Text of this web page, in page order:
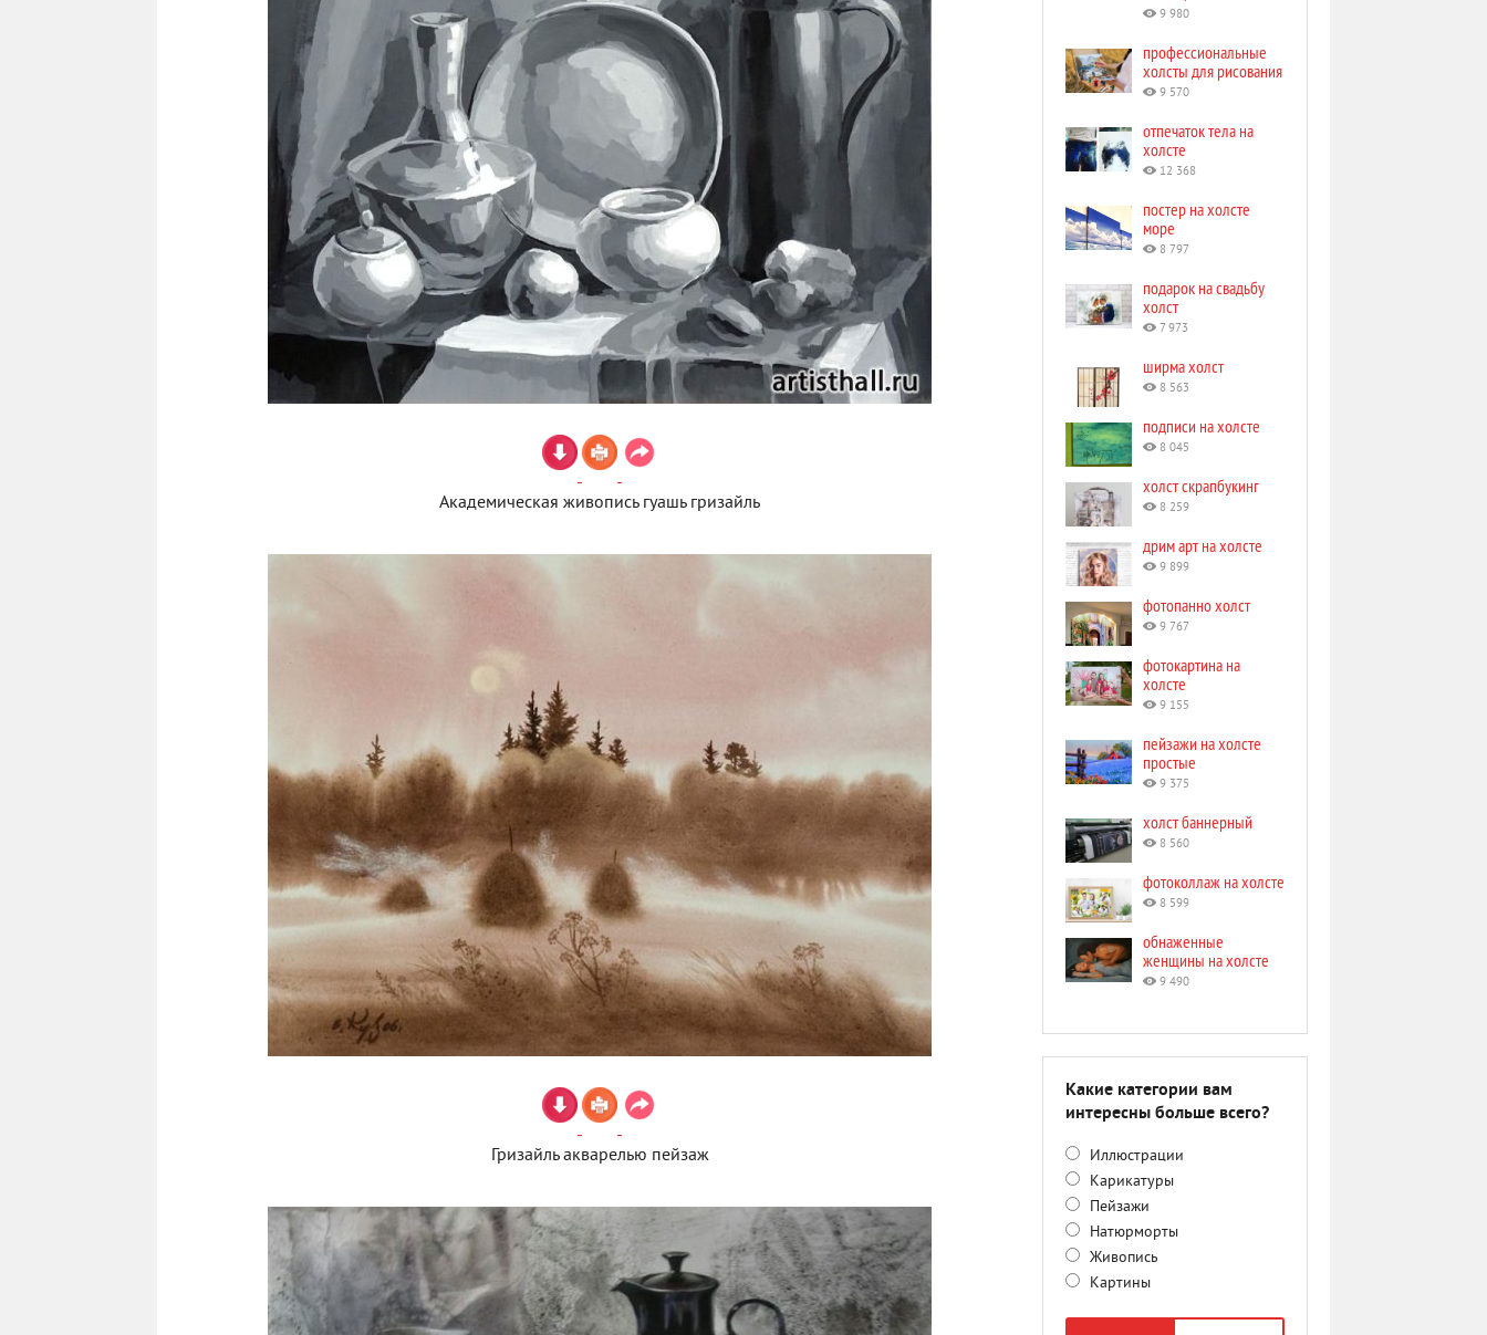
Академическая живопись гуашь гризайль
Гризайль акварелью пейзаж
9 980
профессиональные
холсты для рисования
9 570
отпечаток тела на
холсте
12 368
постер на холсте
море
8 797
подарок на свадьбу
холст
7 973
ширма холст
8 563
подписи на холсте
8 045
холст скрапбукинг
8 259
дрим арт на холсте
9 899
фотопанно холст
9 767
фотокартина на
холсте
9 155
пейзажи на холсте
простые
9 375
холст баннерный
8 560
фотоколлаж на холсте
8 599
обнаженные
женщины на холсте
9 490
Какие категории вам
интересны больше всего?
Иллюстрации
Карикатуры
Пейзажи
Натюрморты
Живопись
Картины